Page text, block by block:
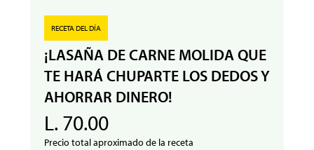
RECETA DEL DÍA
¡LASAÑA DE CARNE MOLIDA QUE
TE HARÁ CHUPARTE LOS DEDOS Y
AHORRAR DINERO!
L. 70.00
Precio total aproximado de la receta